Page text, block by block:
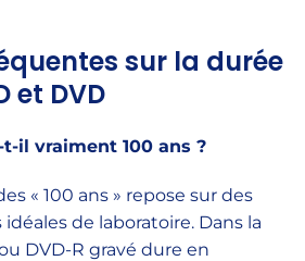
sur la durée
et DVD
il vraiment 100 ans ?
« 100 ans » repose sur des
de laboratoire. Dans la
DVD-R gravé dure en